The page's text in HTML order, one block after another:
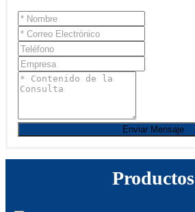
Enviar Mensaje
Productos